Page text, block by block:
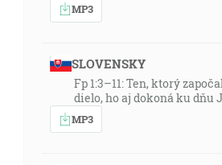
MP3
SLOVENSKY
Fp 1:3–11: Ten, ktorý
dielo, ho aj dokoná ku dňu
MP3